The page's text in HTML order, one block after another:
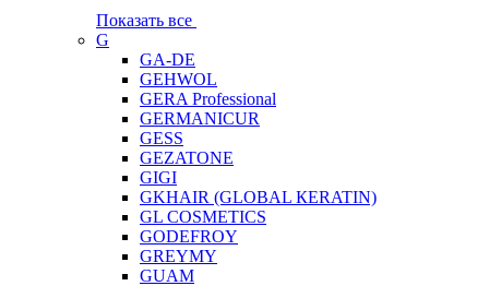
Показать все
G
GA-DE
GEHWOL
GERA Professional
GERMANICUR
GESS
GEZATONE
GIGI
GKHAIR (GLOBAL КЕRATIN)
GL COSMETICS
GODEFROY
GREYMY
GUAM